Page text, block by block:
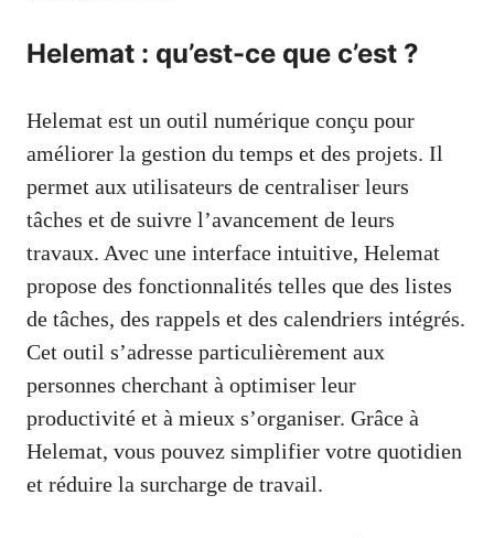
Helemat : qu’est-ce que c’est ?
Helemat est un outil numérique conçu pour
améliorer la gestion du temps et des projets. Il
permet aux utilisateurs de centraliser leurs
tâches et de suivre l’avancement de leurs
travaux. Avec une interface intuitive, Helemat
propose des fonctionnalités telles que des listes
de tâches, des rappels et des calendriers intégrés.
Cet outil s’adresse particulièrement aux
personnes cherchant à optimiser leur
productivité et à mieux s’organiser. Grâce à
Helemat, vous pouvez simplifier votre quotidien
et réduire la surcharge de travail.